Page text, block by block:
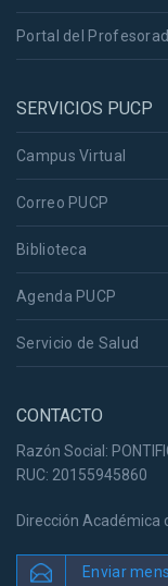
Portal del
SERVICIOS PUCP
Campus Virtual
Correo PUCP
Biblioteca
Agenda PUCP
Servicio de Salud
CONTACTO
Razón Social:
RUC: 20155945860
Dirección Académica
Enviar